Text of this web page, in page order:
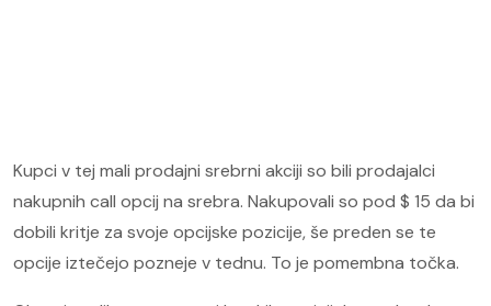
Kupci v tej mali prodajni srebrni akciji so bili prodajalci
nakupnih call opcij na srebra. Nakupovali so pod $ 15 da bi
dobili kritje za svoje opcijske pozicije, še preden se te
opcije iztečejo pozneje v tednu. To je pomembna točka.